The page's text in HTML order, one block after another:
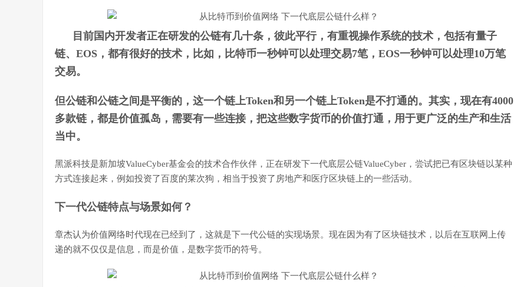
目前国内开发者正在研发的公链有几十条，彼此平行，有重视操作系统的技术，包括有量子
链、EOS，都有很好的技术，比如，比特币一秒钟可以处理交易7笔，EOS一秒钟可以处理10万笔
交易。
但公链和公链之间是平衡的，这一个链上Token和另一个链上Token是不打通的。其实，现在有4000
多款链，都是价值孤岛，需要有一些连接，把这些数字货币的价值打通，用于更广泛的生产和生活
当中。
黑派科技是新加坡ValueCyber基金会的技术合作伙伴，正在研发下一代底层公链ValueCyber，尝试把已有区块链以某种
方式连接起来，例如投资了百度的莱次狗，相当于投资了房地产和医疗区块链上的一些活动。
下一代公链特点与场景如何？
章杰认为价值网络时代现在已经到了，这就是下一代公链的实现场景。现在因为有了区块链技术，以后在互联网上传
递的就不仅仅是信息，而是价值，是数字货币的符号。